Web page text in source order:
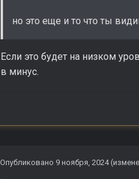
но это еще и то что ты
Если это будет на низком
в минус.
Опубликовано 9 ноября, 2024